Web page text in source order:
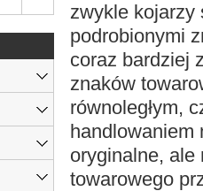
zwykle kojarzy
podrobionymi
coraz bardziej
znaków
równoległym,
handlowaniem
oryginalne, ale
towarowego